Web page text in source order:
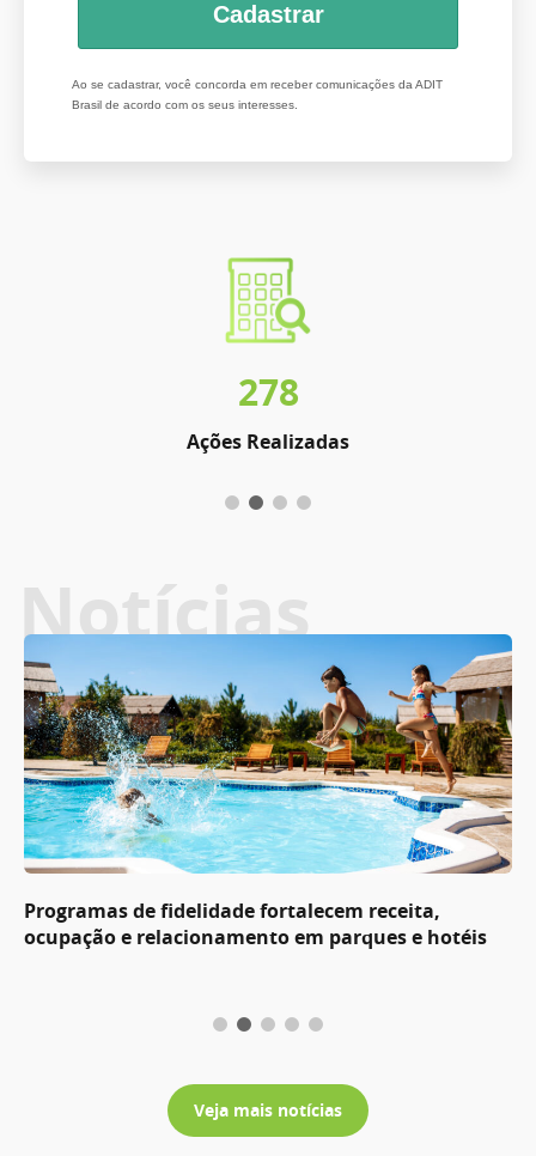
Cadastrar
Ao se cadastrar, você concorda em receber comunicações da ADIT
Brasil de acordo com os seus interesses.
278
Ações Realizadas
Notícias
Programas de fidelidade fortalecem receita,
ocupação e relacionamento em parques e hotéis
Veja mais notícias